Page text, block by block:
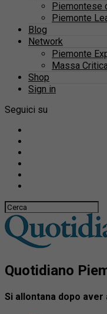
Piemontese
Piemonte
Blog
Network
Piemonte
Massa
Shop
Sign in
Seguici su
Quotidiano
Si allontana dopo